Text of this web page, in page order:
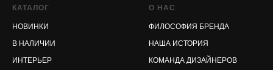
КАТАЛОГ
НОВИНКИ
В НАЛИЧИИ
ИНТЕРЬЕР
О НАС
ФИЛОСОФИЯ БРЕНДА
НАША ИСТОРИЯ
КОМАНДА ДИЗАЙНЕРОВ